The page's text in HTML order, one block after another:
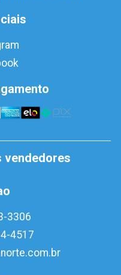
vendedores
3306
4517